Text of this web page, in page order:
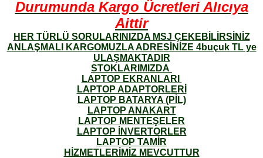
Durumunda Kargo Ücretleri Alıcıya
Aittir
HER TÜRLÜ SORULARINIZDA MSJ ÇEKEBİLİRSİNİZ
ANLAŞMALI KARGOMUZLA ADRESİNİZE 4buçuk TL ye
ULAŞMAKTADIR
STOKLARIMIZDA
LAPTOP EKRANLARI
LAPTOP ADAPTORLERİ
LAPTOP BATARYA (PİL)
LAPTOP ANAKART
LAPTOP MENTEŞELER
LAPTOP İNVERTORLER
LAPTOP TAMİR
HİZMETLERİMİZ MEVCUTTUR